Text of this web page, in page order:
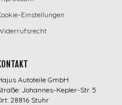
Einstellungen
Autoteile GmbH
Johannes-Kepler-Str. 5
28816 Stuhr